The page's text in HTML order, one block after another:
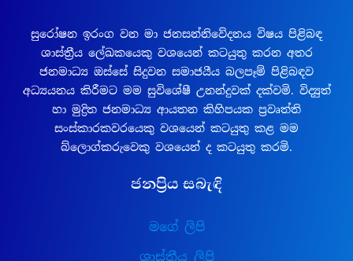
සුරෝෂන ඉරංග වන මා ජනසන්නිවේදනය විෂය පිළිබඳ
ශාස්ත්‍රීය ලේඛකයෙකු වශයෙන් කටයුතු කරන අතර
ජනමාධ්‍ය ඔස්සේ සිදුවන සමාජයීය බලපෑම් පිළිබඳව
අධ්‍යයනය කිරීමට මම සුවිශේෂී උනන්දුවක් දක්වමි. විද්‍යුත්
හා මුද්‍රිත ජනමාධ්‍ය ආයතන කිහිපයක ප්‍රවෘත්ති
සංස්කාරකවරයෙකු වශයෙන් කටයුතු කළ මම
බ්ලොග්කරුවෙකු වශයෙන් ද කටයුතු කරමි.
ජනප්‍රිය සබැඳි
මගේ ලිපි
ශාස්ත්‍රීය ලිපි